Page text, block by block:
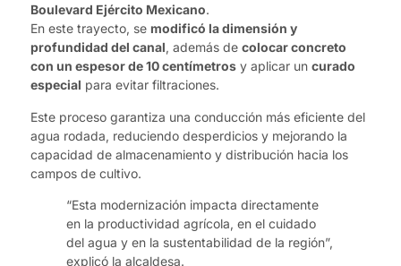
Boulevard Ejército Mexicano.
En este trayecto, se modificó la dimensión y
profundidad del canal, además de colocar concreto
con un espesor de 10 centímetros y aplicar un curado
especial para evitar filtraciones.
Este proceso garantiza una conducción más eficiente del
agua rodada, reduciendo desperdicios y mejorando la
capacidad de almacenamiento y distribución hacia los
campos de cultivo.
“Esta modernización impacta directamente
en la productividad agrícola, en el cuidado
del agua y en la sustentabilidad de la región”,
explicó la alcaldesa.